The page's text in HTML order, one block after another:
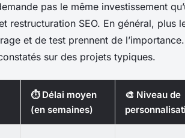
pas le même investissement
restructuration SEO. En général, plus
et de test prennent de
sur des projets typiques.
⏱️ Délai moyen
(en semaines)
🎨 Niveau de